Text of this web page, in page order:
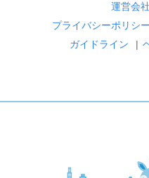
運営会社
プライバシーポリシー
ガイドライン
|